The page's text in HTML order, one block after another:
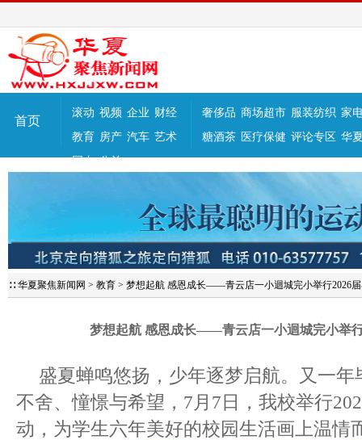
首页
滚动 视频 企业 财经
教育 房产 汽车 艺术
国内 公益
奢侈品 商场超市 服装纺织 家
糖酒茶 医疗保健 评论专区 华
∷华夏聚焦新闻网 > 教育 > 梦想起航 感恩成长——青云店一小迴城完小举行2026
梦想起航 感恩成长——青云店一小迴城完小举
盛夏蝉鸣悠扬，少年逐梦启航。又一
不舍、憧憬与希望，7月7日，我校举行
动，为学生六年美好的校园生活画上温情